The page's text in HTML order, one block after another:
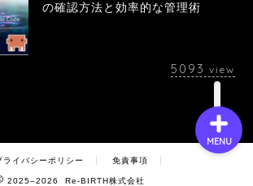
の確認方法と効率的な管理術
5093 view
ライバシーポリシー 免責事項
2025–2026 Re-BIRTH株式会社
MENU